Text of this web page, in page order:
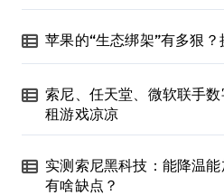
苹果的“生态绑架”有多狠
索尼、任天堂、微软联手数
租游戏凉凉
实测索尼黑科技：能降温
有啥缺点？